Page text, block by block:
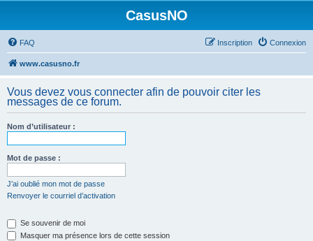
CasusNO
FAQ Connexion
Inscription
www.casusno.fr
Vous devez vous connecter afin de pouvoir citer les
messages de ce forum.
Nom d’utilisateur :
Mot de passe :
J’ai oublié mon mot de passe
Renvoyer le courriel d’activation
Se souvenir de moi
Masquer ma présence lors de cette session